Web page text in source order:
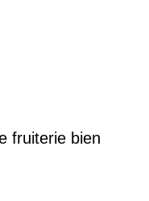
fruiterie bien